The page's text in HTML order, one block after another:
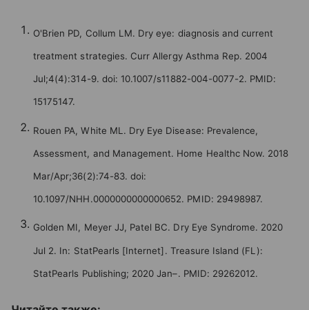
O'Brien PD, Collum LM. Dry eye: diagnosis and current
treatment strategies. Curr Allergy Asthma Rep. 2004
Jul;4(4):314-9. doi: 10.1007/s11882-004-0077-2. PMID:
15175147.
Rouen PA, White ML. Dry Eye Disease: Prevalence,
Assessment, and Management. Home Healthc Now. 2018
Mar/Apr;36(2):74-83. doi:
10.1097/NHH.0000000000000652. PMID: 29498987.
Golden MI, Meyer JJ, Patel BC. Dry Eye Syndrome. 2020
Jul 2. In: StatPearls [Internet]. Treasure Island (FL):
StatPearls Publishing; 2020 Jan–. PMID: 29262012.